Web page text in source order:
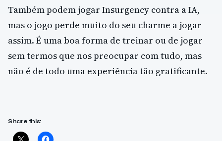
Também podem jogar Insurgency contra a IA,
mas o jogo perde muito do seu charme a jogar
assim. É uma boa forma de treinar ou de jogar
sem termos que nos preocupar com tudo, mas
não é de todo uma experiência tão gratificante.
Share this: